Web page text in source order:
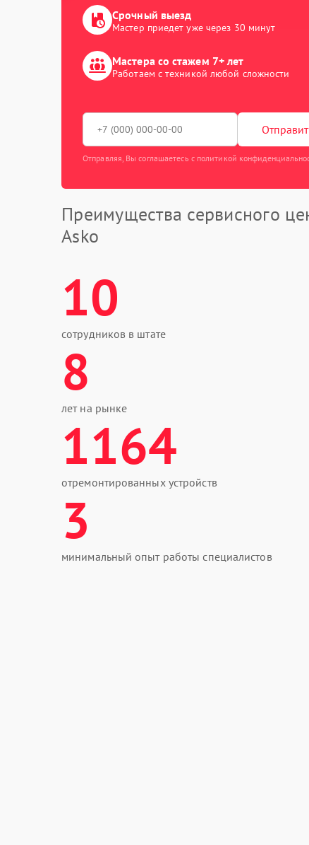
Срочный выезд
Мастер приедет уже через 30 минут
Мастера со стажем 7+ лет
Работаем с техникой любой сложности
Отправляя, Вы соглашаетесь с политикой
Преимущества сервисного
Asko
10
сотрудников в штате
8
лет на рынке
1164
отремонтированных устройств
3
минимальный опыт работы специалистов